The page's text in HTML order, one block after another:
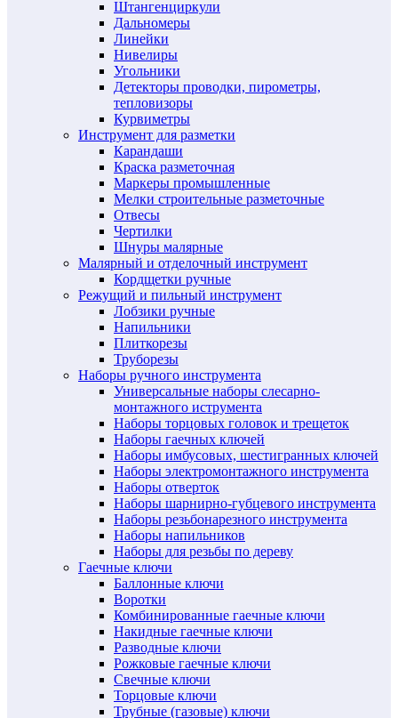
Штангенциркули
Дальномеры
Линейки
Нивелиры
Угольники
Детекторы проводки, пирометры,
тепловизоры
Курвиметры
Инструмент для разметки
Карандаши
Краска разметочная
Маркеры промышленные
Мелки строительные разметочные
Отвесы
Чертилки
Шнуры малярные
Малярный и отделочный инструмент
Кордщетки ручные
Режущий и пильный инструмент
Лобзики ручные
Напильники
Плиткорезы
Труборезы
Наборы ручного инструмента
Универсальные наборы слесарно-
монтажного иструмента
Наборы торцовых головок и трещеток
Наборы гаечных ключей
Наборы имбусовых, шестигранных ключей
Наборы электромонтажного инструмента
Наборы отверток
Наборы шарнирно-губцевого инструмента
Наборы резьбонарезного инструмента
Наборы напильников
Наборы для резьбы по дереву
Гаечные ключи
Баллонные ключи
Воротки
Комбинированные гаечные ключи
Накидные гаечные ключи
Разводные ключи
Рожковые гаечные ключи
Свечные ключи
Торцовые ключи
Трубные (газовые) ключи